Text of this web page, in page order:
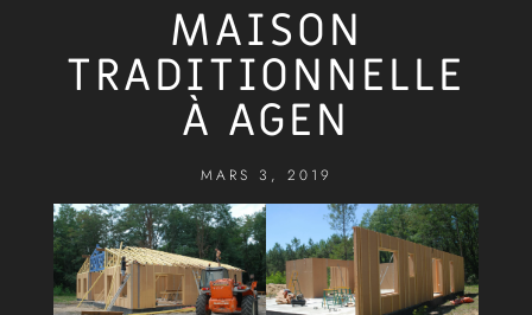
MAISON
TRADITIONNELLE
À AGEN
MARS 3, 2019